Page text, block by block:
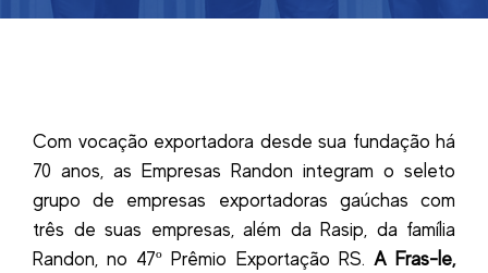
Com vocação exportadora desde sua fundação há
70 anos, as Empresas Randon integram o seleto
grupo de empresas exportadoras gaúchas com
três de suas empresas, além da Rasip, da família
Randon, no 47º Prêmio Exportação RS. A Fras-le,